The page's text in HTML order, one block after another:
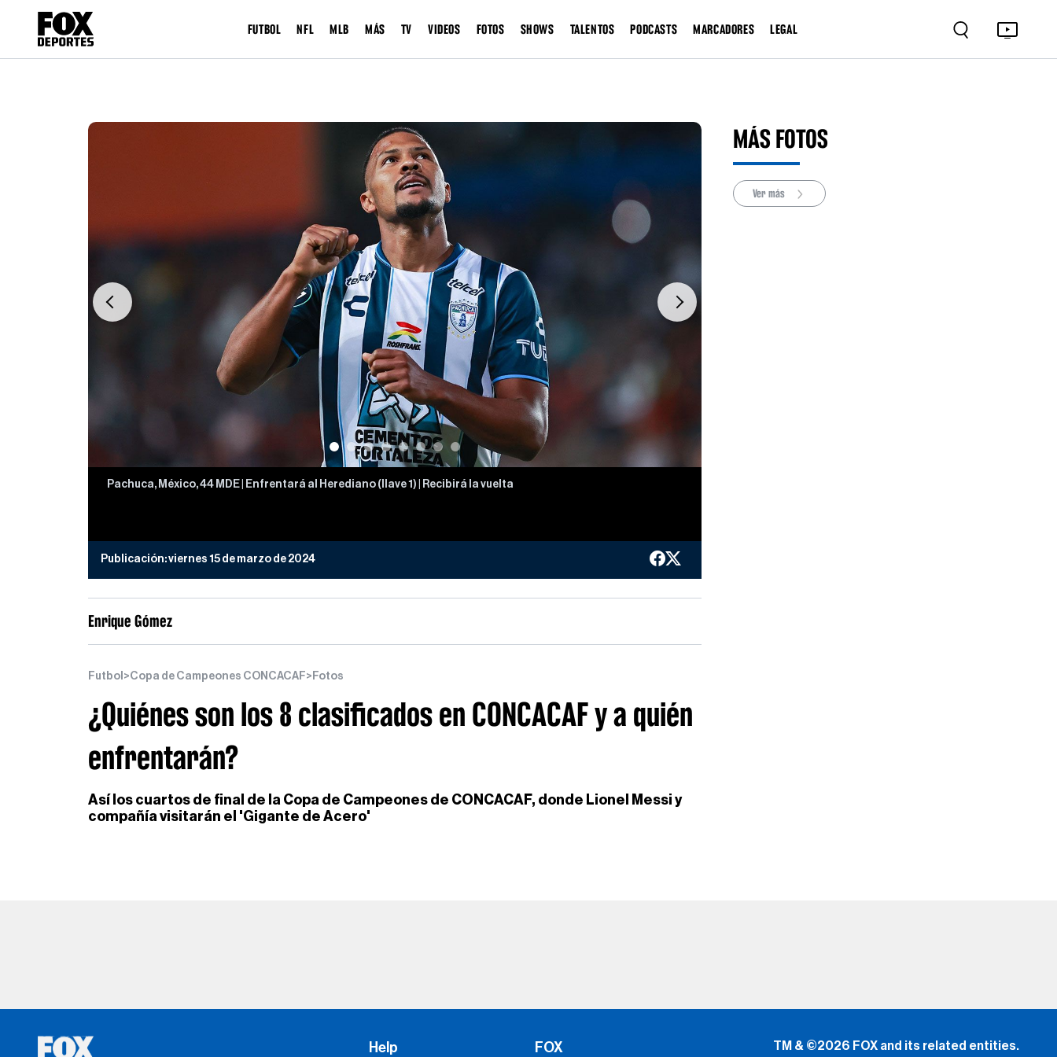
FUTBOL NFL MLB MÁS TV VIDEOS FOTOS SHOWS TALENTOS PODCASTS MARCADORES LEGAL
Previous Next
Pachuca, México, 44 MDE | Enfrentará al Herediano (llave 1) | Recibirá la vuelta
Publicación:viernes 15 de marzo de 2024
Enrique Gómez
Futbol >Copa de Campeones CONCACAF> Fotos
¿Quiénes son los 8 clasificados en CONCACAF y a quién
enfrentarán?
Así los cuartos de final de la Copa de Campeones de CONCACAF, donde Lionel Messi y
compañía visitarán el 'Gigante de Acero'
MÁS FOTOS
Ver más
Help FOX TM & ©2026 FOX and its related entities.